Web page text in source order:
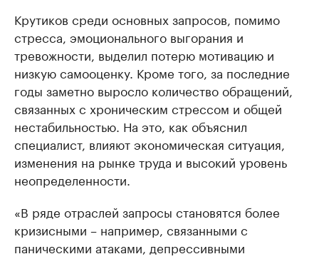
Крутиков среди основных запросов, помимо
стресса, эмоционального выгорания и
тревожности, выделил потерю мотивацию и
низкую самооценку. Кроме того, за последние
годы заметно выросло количество обращений,
связанных с хроническим стрессом и общей
нестабильностью. На это, как объяснил
специалист, влияют экономическая ситуация,
изменения на рынке труда и высокий уровень
неопределенности.
«В ряде отраслей запросы становятся более
кризисными – например, связанными с
паническими атаками, депрессивными